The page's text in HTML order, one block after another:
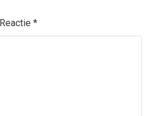
Reactie *